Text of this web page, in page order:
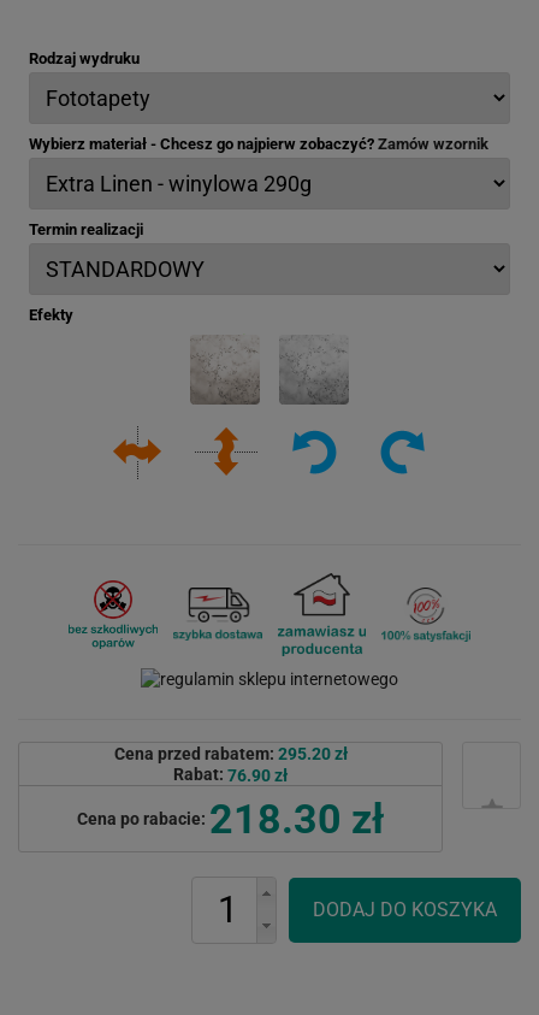
Rodzaj wydruku
Wybierz materiał - Chcesz go najpierw zobaczyć? Zamów wzornik
Termin realizacji
Efekty
Cena przed rabatem: 295.20 zł
Rabat: 76.90 zł
Cena po rabacie: 218.30 zł